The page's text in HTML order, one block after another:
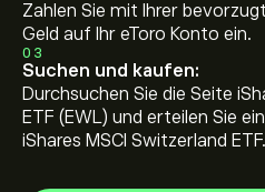
Zahlen Sie mit Ihrer
Geld auf Ihr eToro Konto ein.
03
Suchen und kaufen:
Durchsuchen Sie die Seite
ETF (EWL) und erteilen Sie
iShares MSCI Switzerland ETF.